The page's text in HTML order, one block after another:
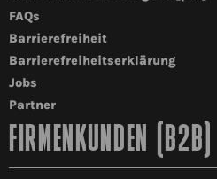
FAQs
Barrierefreiheit
Barrierefreiheitserklärung
Jobs
Partner
FIRMENKUNDEN (B2B)